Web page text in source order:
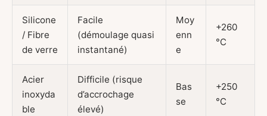
Silicone
/ Fibre
de verre
Facile
(démoulage quasi
instantané)
Moy
enn
e
+260
°C
Acier
inoxyda
ble
Difficile (risque
d’accrochage
élevé)
Bas
se
+250
°C